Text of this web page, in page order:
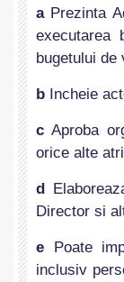
a Prezinta
executarea
bugetului
b Incheie
c Aproba
orice alte
d
Director si
e Poate
inclusiv